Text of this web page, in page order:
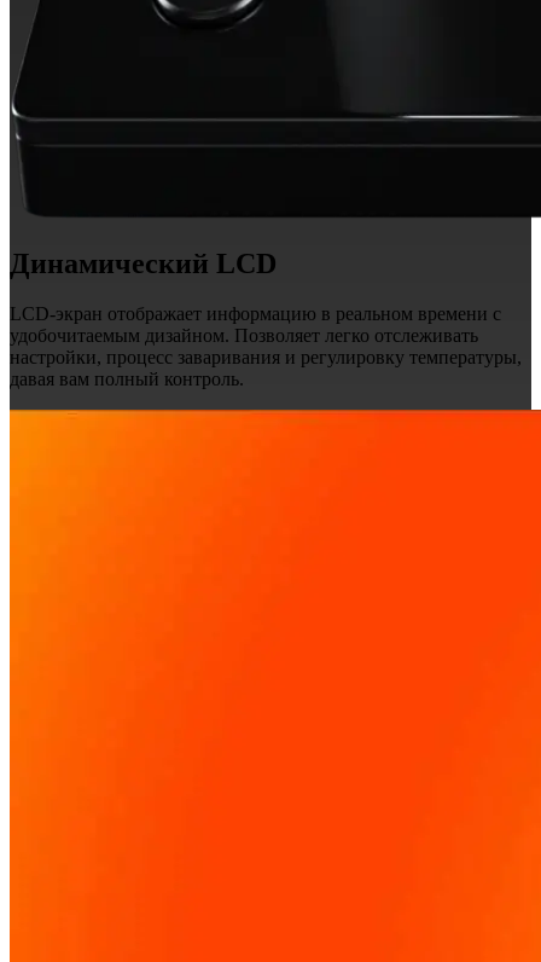
Динамический LCD
LCD-экран отображает информацию в реальном времени с
удобочитаемым дизайном. Позволяет легко отслеживать
настройки, процесс заваривания и регулировку температуры,
давая вам полный контроль.